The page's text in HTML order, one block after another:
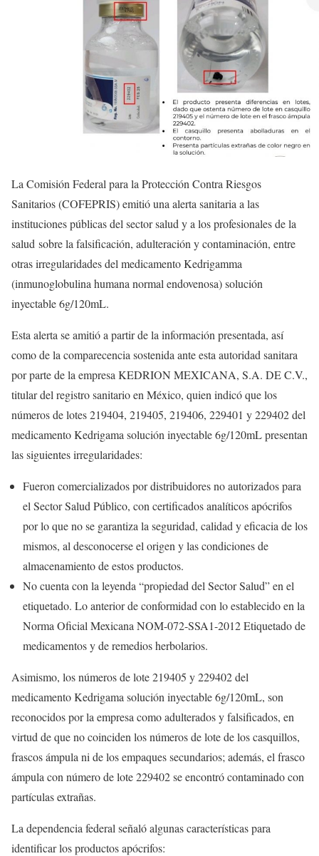
La Comisión Federal para la Protección Contra Riesgos
Sanitarios (COFEPRIS) emitió una alerta sanitaria a las
instituciones públicas del sector salud y a los profesionales de la
salud sobre la falsificación, adulteración y contaminación, entre
otras irregularidades del medicamento Kedrigamma
(inmunoglobulina humana normal endovenosa) solución
inyectable 6g/120mL.
Esta alerta se amitió a partir de la información presentada, así
como de la comparecencia sostenida ante esta autoridad sanitara
por parte de la empresa KEDRION MEXICANA, S.A. DE C.V.,
titular del registro sanitario en México, quien indicó que los
números de lotes 219404, 219405, 219406, 229401 y 229402 del
medicamento Kedrigama solución inyectable 6g/120mL presentan
las siguientes irregularidades:
Fueron comercializados por distribuidores no autorizados para
el Sector Salud Público, con certificados analíticos apócrifos
por lo que no se garantiza la seguridad, calidad y eficacia de los
mismos, al desconocerse el origen y las condiciones de
almacenamiento de estos productos.
No cuenta con la leyenda “propiedad del Sector Salud” en el
etiquetado. Lo anterior de conformidad con lo establecido en la
Norma Oficial Mexicana NOM-072-SSA1-2012 Etiquetado de
medicamentos y de remedios herbolarios.
Asimismo, los números de lote 219405 y 229402 del
medicamento Kedrigama solución inyectable 6g/120mL, son
reconocidos por la empresa como adulterados y falsificados, en
virtud de que no coinciden los números de lote de los casquillos,
frascos ámpula ni de los empaques secundarios; además, el frasco
ámpula con número de lote 229402 se encontró contaminado con
partículas extrañas.
La dependencia federal señaló algunas características para
identificar los productos apócrifos: